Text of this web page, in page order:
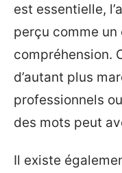
est essentielle,
perçu comme un
compréhension.
d’autant plus
professionnels
des mots peut
Il existe